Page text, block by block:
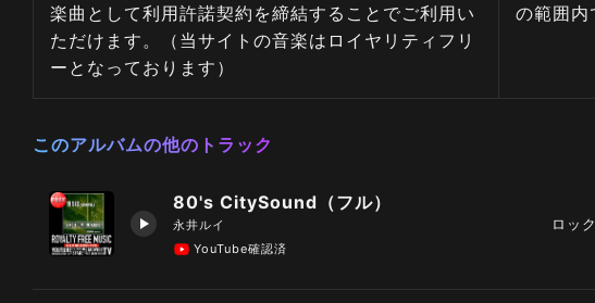
楽曲として利用許諾契約を締結することでご利用い
ただけます。（当サイトの音楽はロイヤリティフリ
ーとなっております）
の範囲内
このアルバムの他のトラック
80's CitySound（フル）
永井ルイ
YouTube確認済
ロック